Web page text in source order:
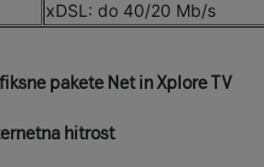
xDSL: do 40/20 Mb/s
pakete Net in Xplore TV
hitrost